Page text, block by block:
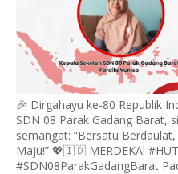
🎉 Dirgahayu ke-80 Republik
SDN 08 Parak Gadang Barat,
semangat: “Bersatu
Maju!” 💖🇮🇩 MERDEKA!
#SDN08ParakGadangBarat